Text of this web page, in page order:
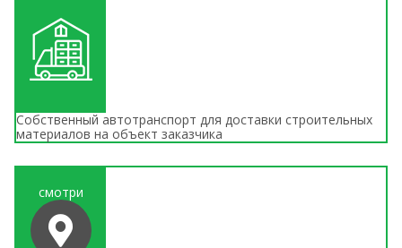
Собственный автотранспорт для доставки строительных
материалов на объект заказчика
смотри